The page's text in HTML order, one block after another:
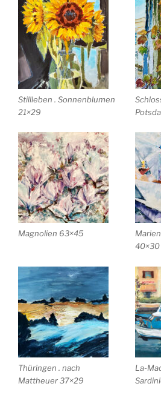
Stillleben . Sonnenblumen
21×29
Magnolien 63×45
40×30
Thüringen . nach
Mattheuer 37×29
La-